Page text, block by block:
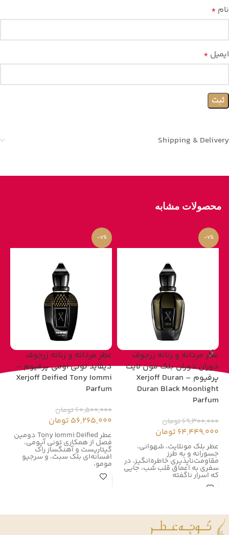
نام *
ایمیل *
Shipping & Delivery
محصولات مشابه
-7%
عطر مردانه و زنانه زرجوف
دوران دوران بلک مون لایت
پرفیوم – Xerjoff Duran
Duran Black Moonlight
Parfum
69,300,000تومان
64,449,000 تومان
عطر بلک مونلایت، شهوانی،
جسورانه و به طرز
مقاومت‌ناپذیری خاطره‌انگیز، در
سفری به اعماق قلب شب، جایی
که اسرار ناگفته
-7%
عطر مردانه و زنانه زرجوف
دیفاید تونی اومی پرفیوم –
Xerjoff Deified Tony Iommi
Parfum
60,500,000تومان
56,265,000 تومان
عطر Tony Iommi Deified دومین
فصل از همکاری تونی آیومی،
گیتاریست و آهنگساز راک
افسانه‌ای بلک سبث، و سرجیو
مومو،